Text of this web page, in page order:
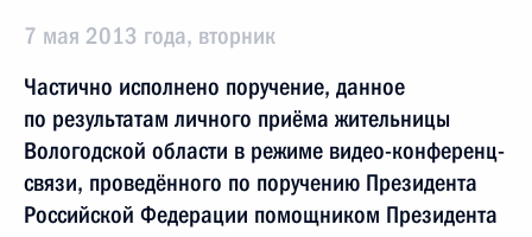
7 мая 2013 года, вторник
Частично исполнено поручение, данное
по результатам личного приёма жительницы
Вологодской области в режиме видео-конференц-
связи, проведённого по поручению Президента
Российской Федерации помощником Президента